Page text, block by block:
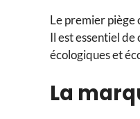
Le premier piège
Il est essentiel
écologiques et
La